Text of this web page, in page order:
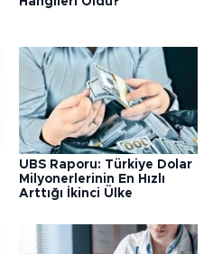
UBS Raporu: Türkiye Dolar
Milyonerlerinin En Hızlı
Arttığı İkinci Ülke